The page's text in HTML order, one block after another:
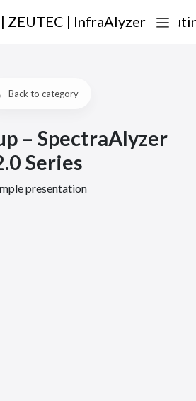
Back to category
– SpectraAlyzer
Series
presentation